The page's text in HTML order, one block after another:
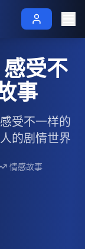
受不
事
受不一样的
的剧情世界
情感故事